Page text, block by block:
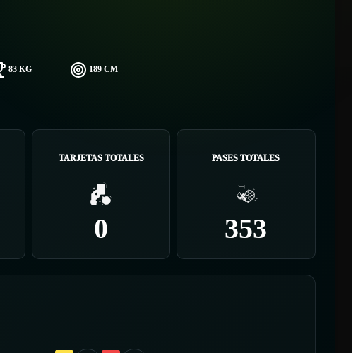
83 KG 189 CM
TARJETAS TOTALES
0
PASES TOTALES
353